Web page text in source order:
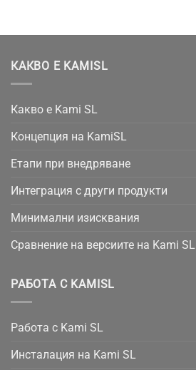
КАКВО Е KAMISL
Какво е Kami SL
Концепция на KamiSL
Етапи при внедряване
Интеграция с други продукти
Минимални изисквания
Сравнение на версиите на Kami SL
РАБОТА С KAMISL
Работа с Kami SL
Инсталация на Kami SL